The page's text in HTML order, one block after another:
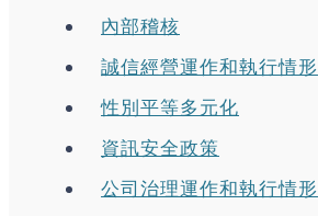
內部稽核
誠信經營運作和執行情形
性別平等多元化
資訊安全政策
公司治理運作和執行情形